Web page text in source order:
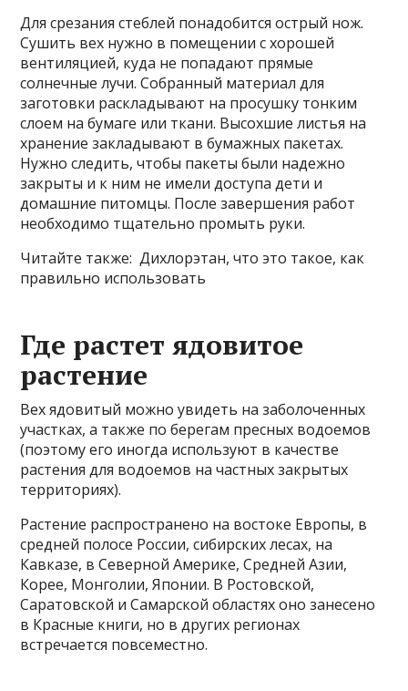
Для срезания стеблей понадобится острый нож.
Сушить вех нужно в помещении с хорошей
вентиляцией, куда не попадают прямые
солнечные лучи. Собранный материал для
заготовки раскладывают на просушку тонким
слоем на бумаге или ткани. Высохшие листья на
хранение закладывают в бумажных пакетах.
Нужно следить, чтобы пакеты были надежно
закрыты и к ним не имели доступа дети и
домашние питомцы. После завершения работ
необходимо тщательно промыть руки.
Читайте также: Дихлорэтан, что это такое, как
правильно использовать
Где растет ядовитое
растение
Вех ядовитый можно увидеть на заболоченных
участках, а также по берегам пресных водоемов
(поэтому его иногда используют в качестве
растения для водоемов на частных закрытых
территориях).
Растение распространено на востоке Европы, в
средней полосе России, сибирских лесах, на
Кавказе, в Северной Америке, Средней Азии,
Корее, Монголии, Японии. В Ростовской,
Саратовской и Самарской областях оно занесено
в Красные книги, но в других регионах
встречается повсеместно.